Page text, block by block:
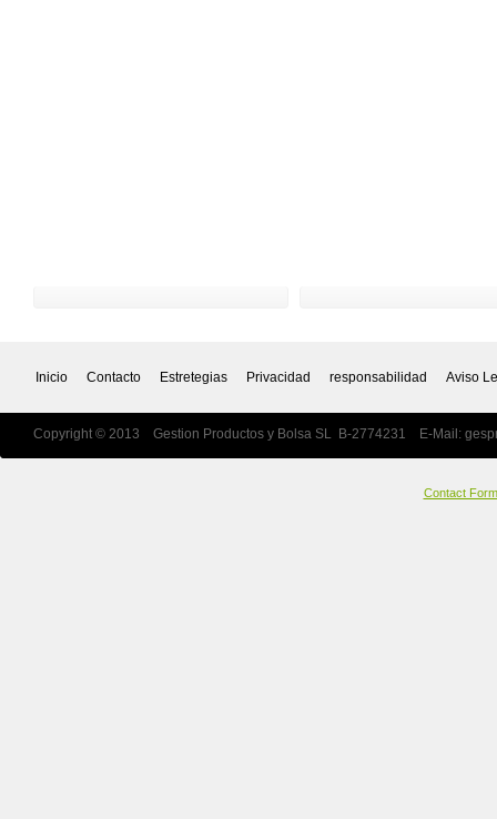
Inicio Contacto Estretegias Privacidad responsabilidad Aviso
Copyright © 2013 Gestion Productos y Bolsa SL B-2774231 E-Mail:
Contact Form